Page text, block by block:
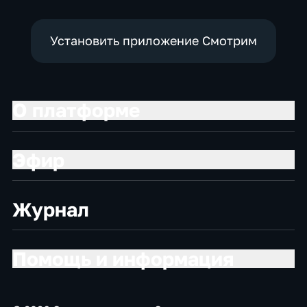
Установить приложение Смотрим
Журнал